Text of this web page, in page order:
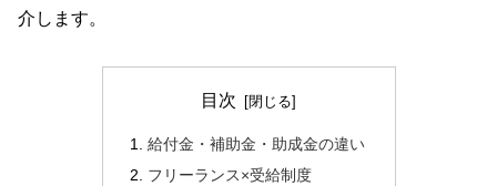
介します。
目次
給付金・補助金・助成金の違い
フリーランス×受給制度